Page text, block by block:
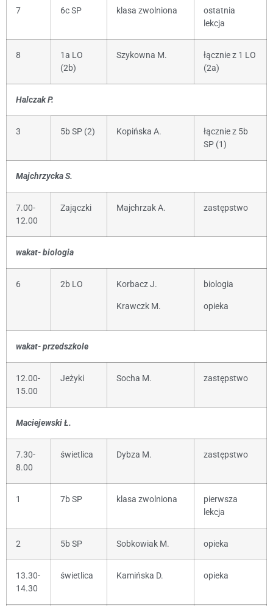
7 6c SP klasa zwolniona
ostatnia
lekcja
8
1a LO
(2b)
Szykowna M.
łącznie z 1 LO
(2a)
Halczak P.
3 5b SP (2) Kopińska A.
łącznie z 5b
SP (1)
Majchrzycka S.
7.00-
12.00
Zajączki Majchrzak A. zastępstwo
wakat- biologia
6 2b LO Korbacz J.
Krawczk M.
biologia
opieka
wakat- przedszkole
12.00-
15.00
Jeżyki Socha M. zastępstwo
Maciejewski Ł.
7.30-
8.00
świetlica Dybza M. zastępstwo
1 7b SP klasa zwolniona
pierwsza
lekcja
2 5b SP Sobkowiak M. opieka
13.30-
14.30
świetlica Kamińska D. opieka